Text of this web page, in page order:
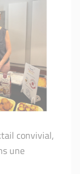
convivial,
une